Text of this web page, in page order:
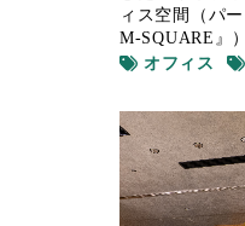
ィス空間（パ
M-SQUARE』）
オフィス